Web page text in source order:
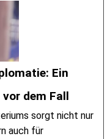
Ein
dem Fall
sorgt nicht nur
auch für